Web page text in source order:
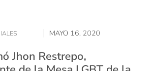
MAYO 16, 2020
Jhon Restrepo,